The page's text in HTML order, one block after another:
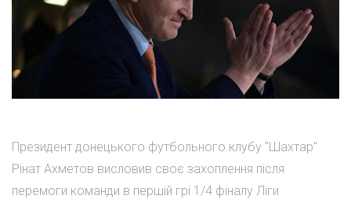
Президент донецького футбольного клубу "Шахтар"
Рінат Ахметов висловив своє захоплення після
перемоги команди в першій грі 1/4 фіналу Ліги